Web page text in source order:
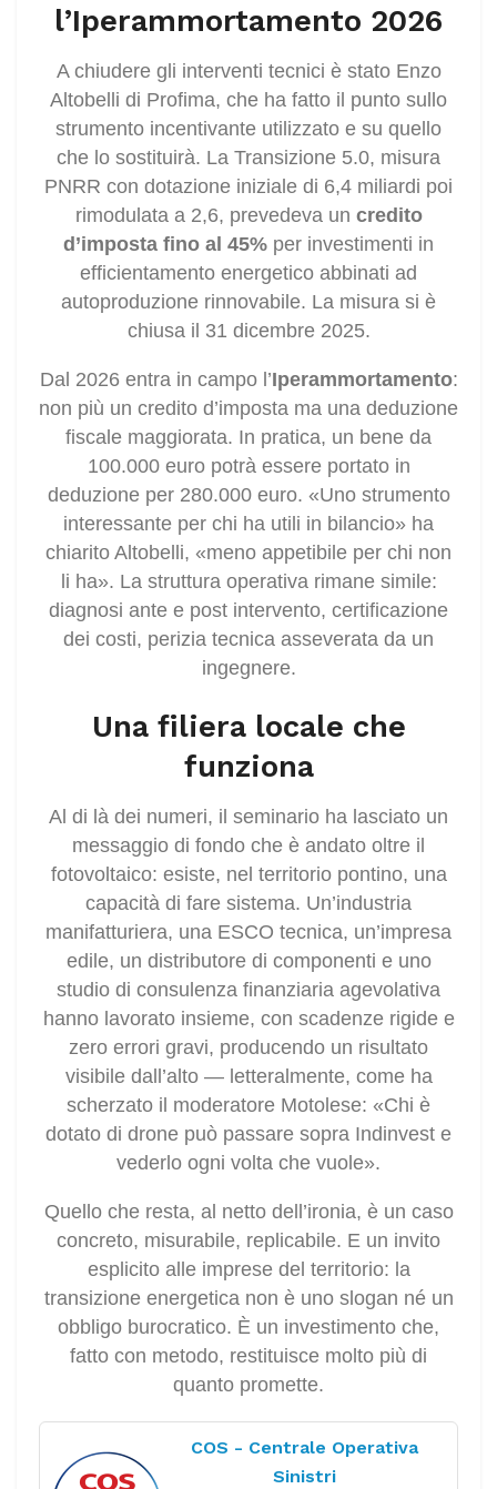
l’Iperammortamento 2026
A chiudere gli interventi tecnici è stato Enzo
Altobelli di Profima, che ha fatto il punto sullo
strumento incentivante utilizzato e su quello
che lo sostituirà. La Transizione 5.0, misura
PNRR con dotazione iniziale di 6,4 miliardi poi
rimodulata a 2,6, prevedeva un credito
d’imposta fino al 45% per investimenti in
efficientamento energetico abbinati ad
autoproduzione rinnovabile. La misura si è
chiusa il 31 dicembre 2025.
Dal 2026 entra in campo l’Iperammortamento:
non più un credito d’imposta ma una deduzione
fiscale maggiorata. In pratica, un bene da
100.000 euro potrà essere portato in
deduzione per 280.000 euro. «Uno strumento
interessante per chi ha utili in bilancio» ha
chiarito Altobelli, «meno appetibile per chi non
li ha». La struttura operativa rimane simile:
diagnosi ante e post intervento, certificazione
dei costi, perizia tecnica asseverata da un
ingegnere.
Una filiera locale che
funziona
Al di là dei numeri, il seminario ha lasciato un
messaggio di fondo che è andato oltre il
fotovoltaico: esiste, nel territorio pontino, una
capacità di fare sistema. Un’industria
manifatturiera, una ESCO tecnica, un’impresa
edile, un distributore di componenti e uno
studio di consulenza finanziaria agevolativa
hanno lavorato insieme, con scadenze rigide e
zero errori gravi, producendo un risultato
visibile dall’alto — letteralmente, come ha
scherzato il moderatore Motolese: «Chi è
dotato di drone può passare sopra Indinvest e
vederlo ogni volta che vuole».
Quello che resta, al netto dell’ironia, è un caso
concreto, misurabile, replicabile. E un invito
esplicito alle imprese del territorio: la
transizione energetica non è uno slogan né un
obbligo burocratico. È un investimento che,
fatto con metodo, restituisce molto più di
quanto promette.
COS - Centrale Operativa
Sinistri